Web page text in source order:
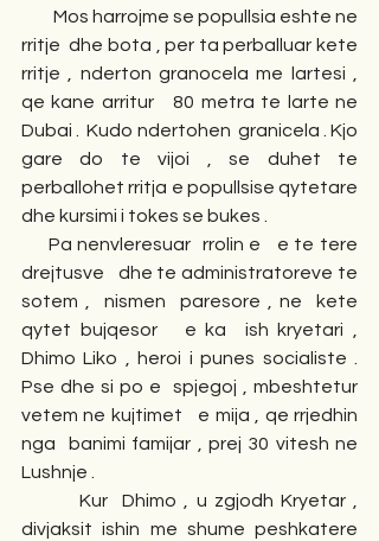
rritje  dhe bota , per ta perballuar kete
rritje , nderton granocela me lartesi ,
qe kane arritur   80 metra te larte ne
Dubai .  Kudo ndertohen  granicela . Kjo
gare do te vijoi , se duhet te
perballohet rritja e popullsise qytetare
dhe kursimi i tokes se bukes .
drejtusve   dhe te administratoreve te
sotem ,  nismen  paresore , ne  kete
qytet bujqesor   e ka  ish kryetari ,
Dhimo Liko , heroi i punes socialiste .
Pse dhe si po e  spjegoj , mbeshtetur
vetem ne kujtimet   e mija , qe rrjedhin
nga  banimi famijar , prej 30 vitesh ne
Lushnje .
        Kur  Dhimo , u zgjodh Kryetar ,
divjaksit ishin me shume peshkatere